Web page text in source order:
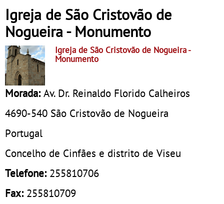
Igreja de São Cristovão de
Nogueira - Monumento
Igreja de São Cristovão de Nogueira-
Monumento
Morada: Av. Dr. Reinaldo Florido Calheiros
4690-540 São Cristovão de Nogueira
Portugal
Concelho de Cinfães e distrito de Viseu
Telefone: 255810706
Fax: 255810709